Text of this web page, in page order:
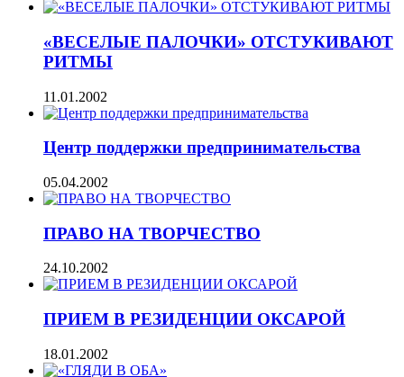
«ВЕСЕЛЫЕ ПАЛОЧКИ» ОТСТУКИВАЮТ
РИТМЫ
11.01.2002
Центр поддержки предпринимательства
05.04.2002
ПРАВО НА ТВОРЧЕСТВО
24.10.2002
ПРИЕМ В РЕЗИДЕНЦИИ ОКСАРОЙ
18.01.2002